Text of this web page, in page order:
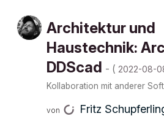
Architektur und
Haustechnik:
DDScad - ( ‎2022-08-
Kollaboration mit anderer
von Fritz